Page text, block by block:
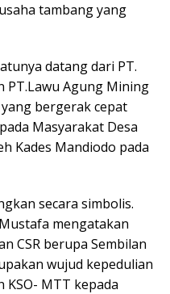
tambang yang
datang dari PT.
PT.Lawu Agung Mining
bergerak cepat
Masyarakat Desa
Kades Mandiodo pada
secara simbolis.
mengatakan
CSR berupa Sembilan
wujud kepedulian
KSO- MTT kepada